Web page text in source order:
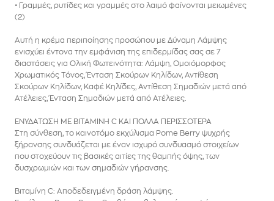
• Γραμμές, ρυτίδες και γραμμές στο λαιμό φαίνονται μειωμένες
(2)
Αυτή η κρέμα περιποίησης προσώπου με Δύναμη Λάμψης
ενισχύει έντονα την εμφάνιση της επιδερμίδας σας σε 7
διαστάσεις για Ολική Φωτεινότητα: Λάμψη, Ομοιόμορφος
Χρωματικός Τόνος, Ένταση Σκούρων Κηλίδων, Αντίθεση
Σκούρων Κηλίδων, Καφέ Κηλίδες, Αντίθεση Σημαδιών μετά από
Ατέλειες, Ένταση Σημαδιών μετά από Ατέλειες.
ΕΝΥΔΑΤΩΣΗ ΜΕ ΒΙΤΑΜΙΝΗ C ΚΑΙ ΠΟΛΛΑ ΠΕΡΙΣΣΟΤΕΡΑ
Στη σύνθεση, το καινοτόμο εκχύλισμα Pome Berry ψυχρής
ξήρανσης συνδυάζεται με έναν ισχυρό συνδυασμό στοιχείων
που στοχεύουν τις βασικές αιτίες της θαμπής όψης, των
δυσχρωμιών και των σημαδιών γήρανσης.
Βιταμίνη C: Αποδεδειγμένη δράση λάμψης.